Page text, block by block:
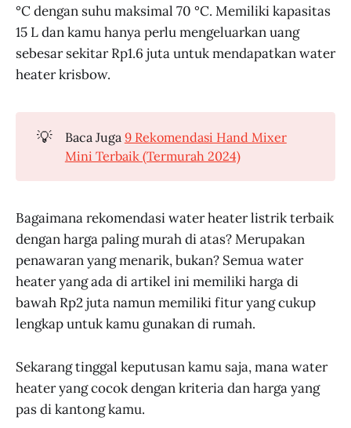
°C dengan suhu maksimal 70 °C. Memiliki kapasitas
15 L dan kamu hanya perlu mengeluarkan uang
sebesar sekitar Rp1.6 juta untuk mendapatkan water
heater krisbow.
💡 Baca Juga 9 Rekomendasi Hand Mixer
Mini Terbaik (Termurah 2024)
Bagaimana rekomendasi water heater listrik terbaik
dengan harga paling murah di atas? Merupakan
penawaran yang menarik, bukan? Semua water
heater yang ada di artikel ini memiliki harga di
bawah Rp2 juta namun memiliki fitur yang cukup
lengkap untuk kamu gunakan di rumah.
Sekarang tinggal keputusan kamu saja, mana water
heater yang cocok dengan kriteria dan harga yang
pas di kantong kamu.